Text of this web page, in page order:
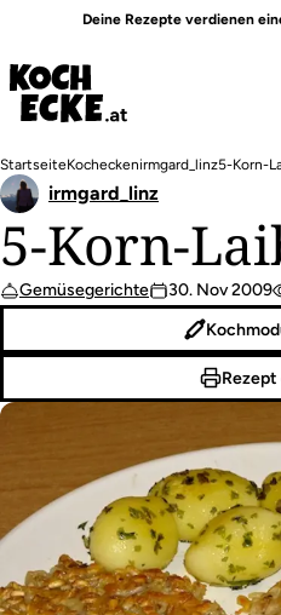
Inhalt
Deine Rezepte verdienen
Pfadnavigation
StartseiteKocheckenirmgard_linz5-Korn-
5-Korn-
Gemüsegerichte 30. Nov 2009
irmgard_linz
Rezept